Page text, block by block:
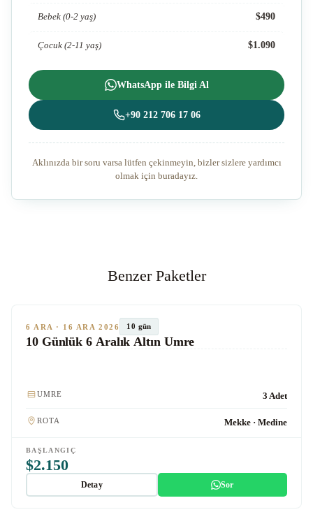
Bebek (0-2 yaş) $490
Çocuk (2-11 yaş) $1.090
WhatsApp ile Bilgi Al
+90 212 706 17 06
Aklınızda bir soru varsa lütfen çekinmeyin, bizler sizlere yardımcı
olmak için buradayız.
Benzer Paketler
6 ARA · 16 ARA 2026 10 gün
10 Günlük 6 Aralık Altın Umre
UMRE 3 Adet
ROTA Mekke · Medine
BAŞLANGIÇ
$2.150
Detay Sor